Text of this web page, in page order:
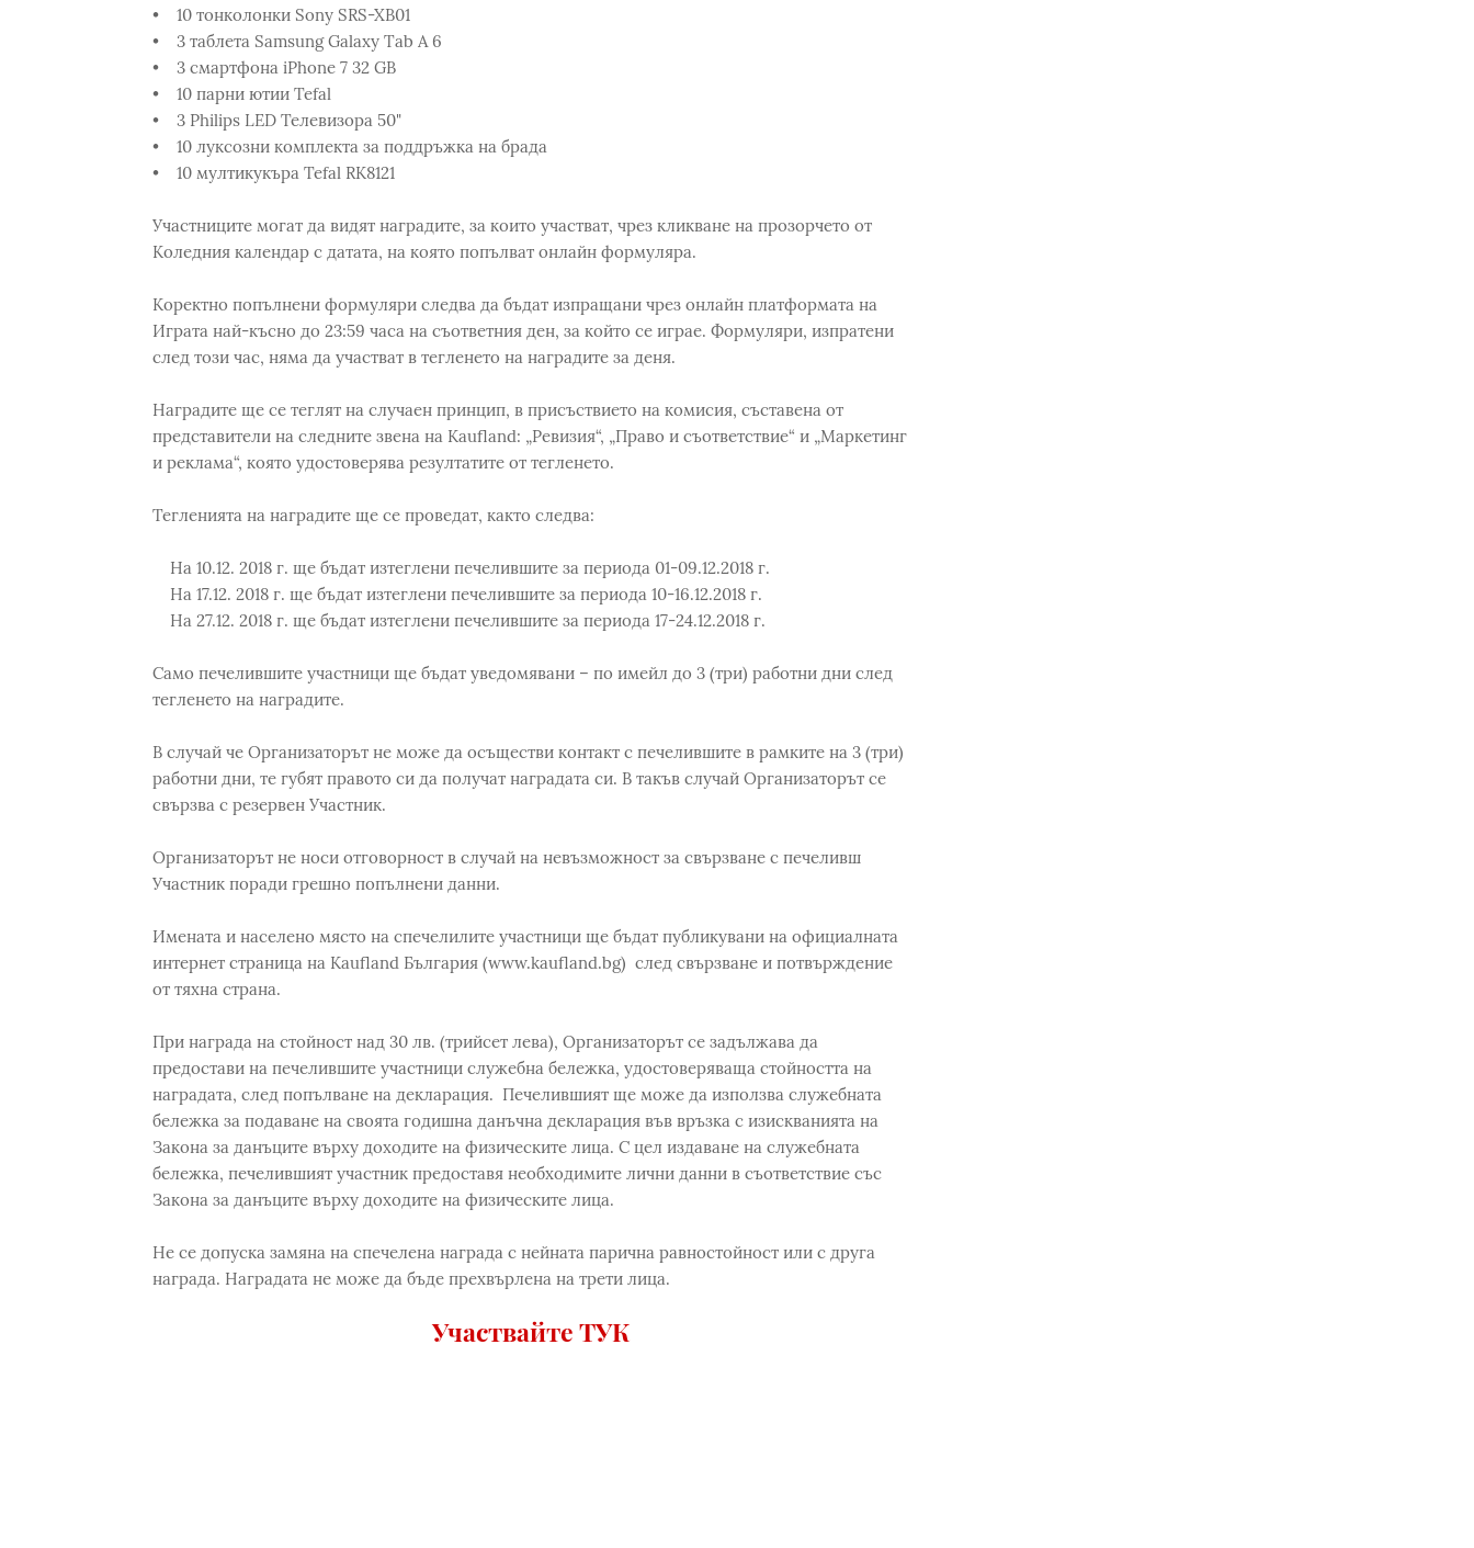
• 10 тонколонки Sony SRS-XB01
• 3 таблета Samsung Galaxy Tab A 6
• 3 смартфона iPhone 7 32 GB
• 10 парни ютии Tefal
• 3 Philips LED Телевизора 50"
• 10 луксозни комплекта за поддръжка на брада
• 10 мултикукъра Tefal RK8121
Участниците могат да видят наградите, за които участват, чрез кликване на прозорчето от
Коледния календар с датата, на която попълват онлайн формуляра.
Коректно попълнени формуляри следва да бъдат изпращани чрез онлайн платформата на
Играта най-късно до 23:59 часа на съответния ден, за който се играе. Формуляри, изпратени
след този час, няма да участват в тегленето на наградите за деня.
Наградите ще се теглят на случаен принцип, в присъствието на комисия, съставена от
представители на следните звена на Kaufland: „Ревизия“, „Право и съответствие“ и „Маркетинг
и реклама“, която удостоверява резултатите от тегленето.
Тегленията на наградите ще се проведат, както следва:
На 10.12. 2018 г. ще бъдат изтеглени печелившите за периода 01-09.12.2018 г.
На 17.12. 2018 г. ще бъдат изтеглени печелившите за периода 10-16.12.2018 г.
На 27.12. 2018 г. ще бъдат изтеглени печелившите за периода 17-24.12.2018 г.
Само печелившите участници ще бъдат уведомявани – по имейл до 3 (три) работни дни след
тегленето на наградите.
В случай че Организаторът не може да осъществи контакт с печелившите в рамките на 3 (три)
работни дни, те губят правото си да получат наградата си. В такъв случай Организаторът се
свързва с резервен Участник.
Организаторът не носи отговорност в случай на невъзможност за свързване с печеливш
Участник поради грешно попълнени данни.
Имената и населено място на спечелилите участници ще бъдат публикувани на официалната
интернет страница на Kaufland България (www.kaufland.bg) след свързване и потвърждение
от тяхна страна.
При награда на стойност над 30 лв. (трийсет лева), Организаторът се задължава да
предостави на печелившите участници служебна бележка, удостоверяваща стойността на
наградата, след попълване на декларация. Печелившият ще може да използва служебната
бележка за подаване на своята годишна данъчна декларация във връзка с изискванията на
Закона за данъците върху доходите на физическите лица. С цел издаване на служебната
бележка, печелившият участник предоставя необходимите лични данни в съответствие със
Закона за данъците върху доходите на физическите лица.
Не се допуска замяна на спечелена награда с нейната парична равностойност или с друга
награда. Наградата не може да бъде прехвърлена на трети лица.
Участвайте ТУК